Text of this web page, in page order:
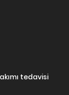
tedavisi